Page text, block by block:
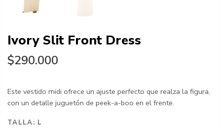
Ivory Slit Front Dress
$290.000
Este vestido midi ofrece un ajuste perfecto que realza la figura,
con un detalle juguetón de peek-a-boo en el frente.
TALLA: L